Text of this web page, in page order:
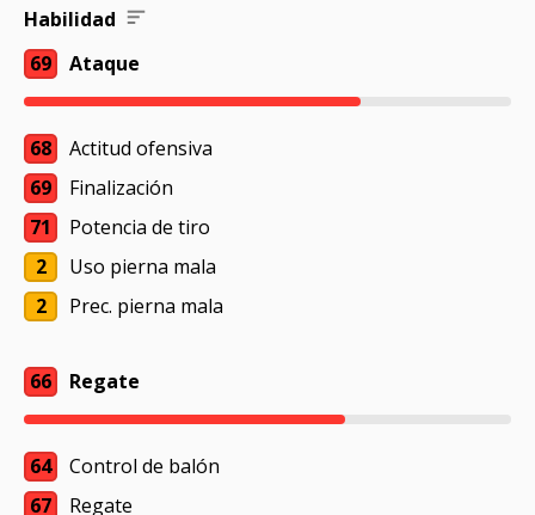
Habilidad
69
Ataque
68
Actitud ofensiva
69
Finalización
71
Potencia de tiro
2
Uso pierna mala
2
Prec. pierna mala
66 Regate
64
Control de balón
67
Regate